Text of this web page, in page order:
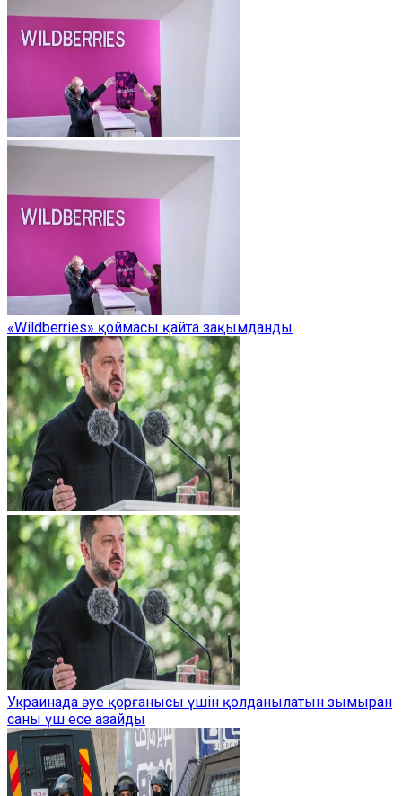
«Wildberries» қоймасы қайта зақымданды
Украинада әуе қорғанысы үшін қолданылатын зымыран
саны үш есе азайды